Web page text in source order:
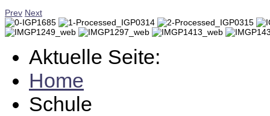
Prev Next
Aktuelle Seite:
Home
Schule